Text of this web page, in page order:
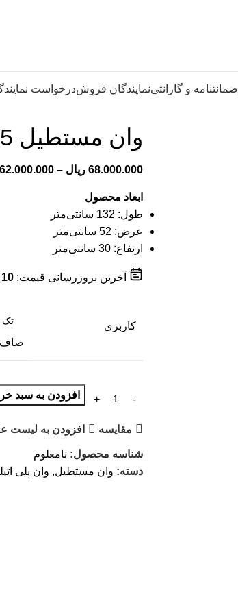
ضمانتنامه و گارانتینمایندگان فروشدرخواست
وان مستطیل 185 لیتری
68.000.000 ریال –
62.000.000
ابعاد محصول
طول: 132 سانتی‌متر
عرض: 52 سانتی‌متر
ارتفاع: 30 سانتی‌متر
آخرین بروزرسانی قیمت: 10 مرداد 1405
کاربری
صاف
افزودن به سبد
مقایسه افزودن به لیست
شناسه محصول: نامعلوم
دسته: وان مستطیل, وان پلی